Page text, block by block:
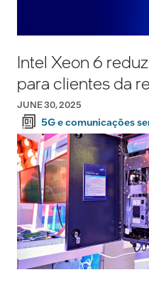
Intel Xeon 6
para clientes da
JUNE 30, 2025
5G e comunicações